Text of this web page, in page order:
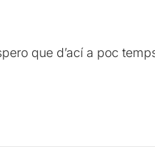
que d’ací a poc